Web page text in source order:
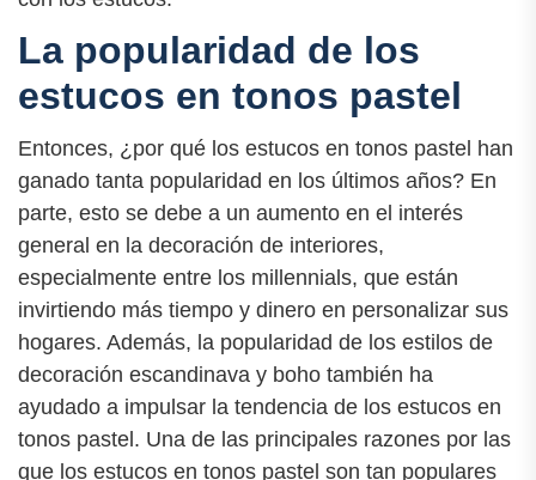
La popularidad de los
estucos en tonos pastel
Entonces, ¿por qué los estucos en tonos pastel han
ganado tanta popularidad en los últimos años? En
parte, esto se debe a un aumento en el interés
general en la decoración de interiores,
especialmente entre los millennials, que están
invirtiendo más tiempo y dinero en personalizar sus
hogares. Además, la popularidad de los estilos de
decoración escandinava y boho también ha
ayudado a impulsar la tendencia de los estucos en
tonos pastel. Una de las principales razones por las
que los estucos en tonos pastel son tan populares